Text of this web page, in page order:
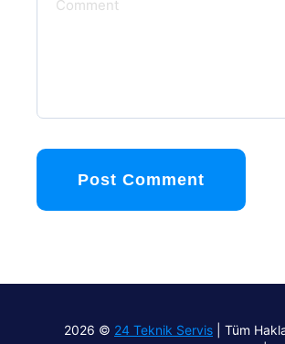
Post Comment
2026 © 24 Teknik Servis | Tüm